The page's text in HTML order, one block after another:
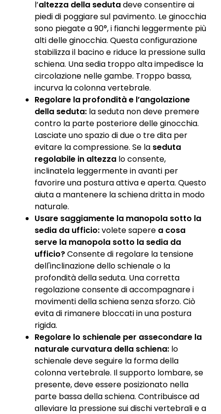
l’altezza della sedutadeve consentire ai
piedi di poggiare sul pavimento. Le ginocchia
sono piegate a 90°, i fianchi leggermente più
alti delle ginocchia. Questa configurazione
stabilizza il bacino e riduce la pressione sulla
schiena. Una sedia troppo alta impedisce la
circolazione nelle gambe. Troppo bassa,
incurva la colonna vertebrale.
Regolare la profondità e l’angolazione
della seduta: la seduta non deve premere
contro la parte posteriore delle ginocchia.
Lasciate uno spazio di due o tre dita per
evitare la compressione. Se la seduta
regolabile in altezza lo consente,
inclinatela leggermente in avanti per
favorire una postura attiva e aperta. Questo
aiuta a mantenere la schiena dritta in modo
naturale.
Usare saggiamente la manopola sotto la
sedia da ufficio:volete sapere a cosa
serve la manopola sotto la sedia da
ufficio?Consente di regolare la tensione
dell'inclinazione dello schienale o la
profondità della seduta. Una corretta
regolazione consente di accompagnare i
movimenti della schiena senza sforzo. Ciò
evita di rimanere bloccati in una postura
rigida.
Regolare lo schienale per assecondare la
naturale curvatura della schiena: lo
schienale deve seguire la forma della
colonna vertebrale. Il supporto lombare, se
presente, deve essere posizionato nella
parte bassa della schiena. Contribuisce ad
alleviare la pressione sui dischi vertebrali e a